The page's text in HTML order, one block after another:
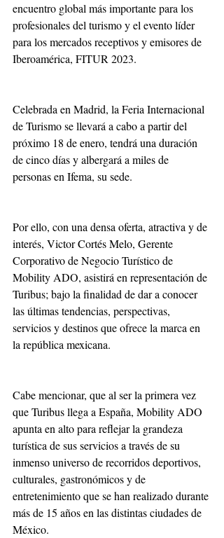
encuentro global más importante para los
profesionales del turismo y el evento líder
para los mercados receptivos y emisores de
Iberoamérica, FITUR 2023.
Celebrada en Madrid, la Feria Internacional
de Turismo se llevará a cabo a partir del
próximo 18 de enero, tendrá una duración
de cinco días y albergará a miles de
personas en Ifema, su sede.
Por ello, con una densa oferta, atractiva y de
interés, Victor Cortés Melo, Gerente
Corporativo de Negocio Turístico de
Mobility ADO, asistirá en representación de
Turibus; bajo la finalidad de dar a conocer
las últimas tendencias, perspectivas,
servicios y destinos que ofrece la marca en
la república mexicana.
Cabe mencionar, que al ser la primera vez
que Turibus llega a España, Mobility ADO
apunta en alto para reflejar la grandeza
turística de sus servicios a través de su
inmenso universo de recorridos deportivos,
culturales, gastronómicos y de
entretenimiento que se han realizado durante
más de 15 años en las distintas ciudades de
México.